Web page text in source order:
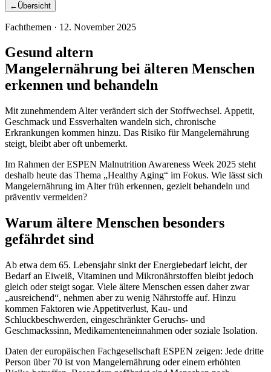
← Übersicht
Fachthemen · 12. November 2025
Gesund altern
Mangelernährung bei älteren Menschen
erkennen und behandeln
Mit zunehmendem Alter verändert sich der Stoffwechsel. Appetit,
Geschmack und Essverhalten wandeln sich, chronische
Erkrankungen kommen hinzu. Das Risiko für Mangelernährung
steigt, bleibt aber oft unbemerkt.
Im Rahmen derESPEN Malnutrition Awareness Week 2025 steht
deshalb heute das Thema „Healthy Aging“ im Fokus. Wie lässt sich
Mangelernährung im Alter früh erkennen, gezielt behandeln und
präventiv vermeiden?
Warum ältere Menschen besonders
gefährdet sind
Ab etwa dem 65. Lebensjahr sinkt der Energiebedarf leicht, der
Bedarf an Eiweiß, Vitaminen und Mikronährstoffen bleibt jedoch
gleich oder steigt sogar. Viele ältere Menschen essen daher zwar
„ausreichend“, nehmen aberzu wenig Nährstoffe auf. Hinzu
kommen Faktoren wie Appetitverlust, Kau- und
Schluckbeschwerden, eingeschränkter Geruchs- und
Geschmackssinn, Medikamenteneinnahmen oder soziale Isolation.
Daten der europäischen Fachgesellschaft ESPEN zeigen: Jede dritte
Person über 70 ist von Mangelernährung oder einem erhöhten